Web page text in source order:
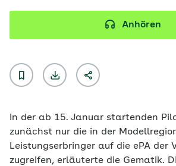
Anhören
In der ab 15. Januar startenden
zunächst nur die in der
Leistungserbringer auf die ePA der
zugreifen, erläuterte die Gematik.